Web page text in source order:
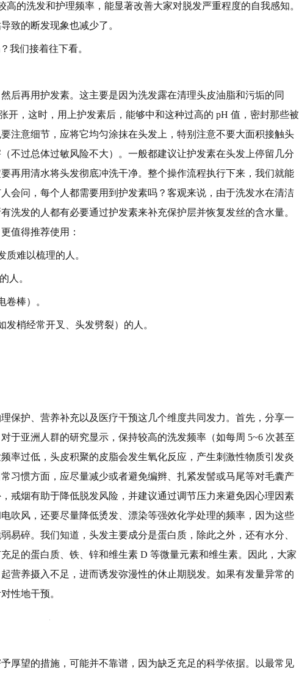
高的洗发和护理频率，能显著改善大家对脱发严重程度的自我感知。
致的断发现象也减少了。
我们接着往下看。
后再用护发素。这主要是因为洗发露在清理头皮油脂和污垢的同
开，这时，用上护发素后，能够中和这种过高的 pH 值，密封那些被
注意细节，应将它均匀涂抹在头发上，特别注意不要大面积接触头
不过总体过敏风险不大）。一般都建议让护发素在头发上停留几分
再用清水将头发彻底冲洗干净。整个操作流程执行下来，我们就能
会问，每个人都需要用到护发素吗？客观来说，由于洗发水在清洁
洗发的人都有必要通过护发素来补充保护层并恢复发丝的含水量。
值得推荐使用：
质难以梳理的人。
人。
卷棒）。
发梢经常开叉、头发劈裂）的人。
保护、营养补充以及医疗干预这几个维度共同发力。首先，分享一
亚洲人群的研究显示，保持较高的洗发频率（如每周 5~6 次甚至
率过低，头皮积聚的皮脂会发生氧化反应，产生刺激性物质引发炎
习惯方面，应尽量减少或者避免编辫、扎紧发髻或马尾等对毛囊产
戒烟有助于降低脱发风险，并建议通过调节压力来避免因心理因素
吹风，还要尽量降低烫发、漂染等强效化学处理的频率，因为这些
易碎。我们知道，头发主要成分是蛋白质，除此之外，还有水分、
足的蛋白质、铁、锌和维生素 D 等微量元素和维生素。因此，大家
营养摄入不足，进而诱发弥漫性的休止期脱发。如果有发量异常的
性地干预。
厚望的措施，可能并不靠谱，因为缺乏充足的科学依据。以最常见